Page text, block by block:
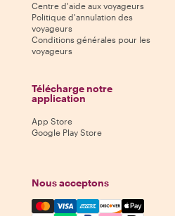
Centre d'aide aux voyageurs
Politique d'annulation des
voyageurs
Conditions générales pour les
voyageurs
Télécharge notre
application
App Store
Google Play Store
Nous acceptons
Mastercard, Visa, Amex,